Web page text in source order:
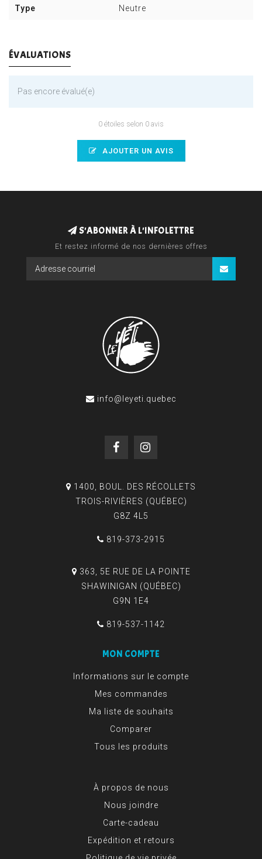
Type Neutre
ÉVALUATIONS
Pas encore évalué(e)
0 étoiles selon 0 avis
AJOUTER UN AVIS
S'ABONNER À L'INFOLETTRE
Et restez informé de nos dernières offres
info@leyeti.quebec
1400, BOUL. DES RÉCOLLETS
TROIS-RIVIÈRES (QUÉBEC)
G8Z 4L5
819-373-2915
363, 5E RUE DE LA POINTE
SHAWINIGAN (QUÉBEC)
G9N 1E4
819-537-1142
MON COMPTE
Informations sur le compte
Mes commandes
Ma liste de souhaits
Comparer
Tous les produits
À propos de nous
Nous joindre
Carte-cadeau
Expédition et retours